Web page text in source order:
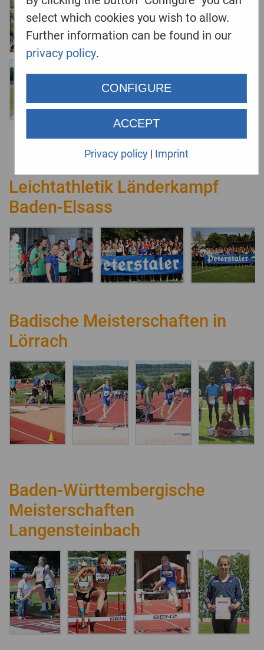
Leichtathletik Länderkampf
Baden-Elsass
Badische Meisterschaften in
Lörrach
Baden-Württembergische
Meisterschaften
Langensteinbach
select which cookies you wish to allow.
Further information can be found in our
privacy policy.
CONFIGURE
ACCEPT
Privacy policy | Imprint